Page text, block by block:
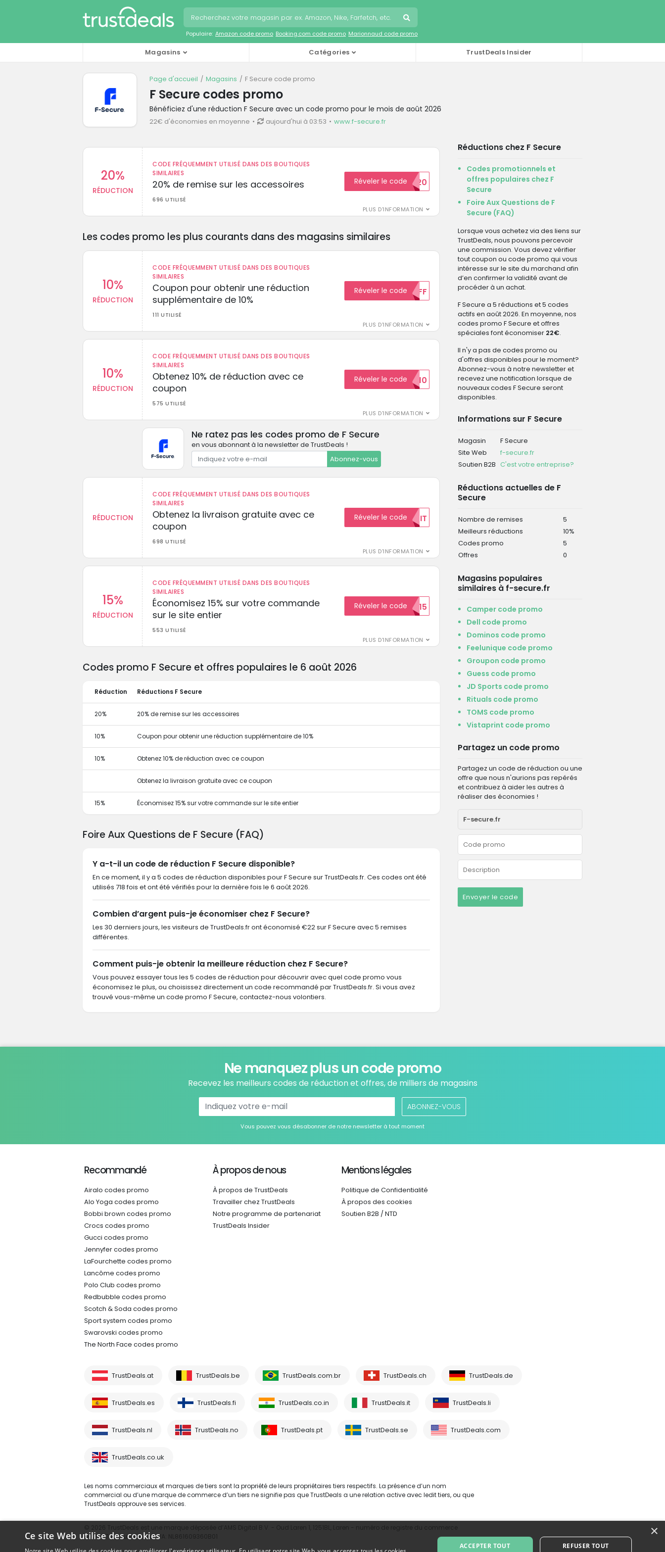
Populaire: Amazon code promo Booking.com code promo Marionnaud code promo
Magasins Catégories TrustDeals Insider
Page d'accueil Magasins F Secure code promo
F Secure codes promo
Bénéficiez d'une réduction F Secure avec un code promo pour le mois de août 2026
22€ d'économies en moyenne aujourd'hui à 03:53 www.f-secure.fr
20%
RÉDUCTION
CODE FRÉQUEMMENT UTILISÉ DANS DES BOUTIQUES
SIMILAIRES
20% de remise sur les accessoires
696 UTILISÉ
PLUS D'INFORMATION
Réveler le code
BIENVENUE20
Les codes promo les plus courants dans des magasins similaires
10%
RÉDUCTION
CODE FRÉQUEMMENT UTILISÉ DANS DES BOUTIQUES
SIMILAIRES
Coupon pour obtenir une réduction
supplémentaire de 10%
111 UTILISÉ
PLUS D'INFORMATION
Réveler le code10%OFF
10%
RÉDUCTION
CODE FRÉQUEMMENT UTILISÉ DANS DES BOUTIQUES
SIMILAIRES
Obtenez 10% de réduction avec ce
coupon
575 UTILISÉ
PLUS D'INFORMATION
Réveler le code
REDUCTION10
Ne ratez pas les codes promo de F Secure
en vous abonnant à la newsletter de TrustDeals !
Abonnez-vous
RÉDUCTION
CODE FRÉQUEMMENT UTILISÉ DANS DES BOUTIQUES
SIMILAIRES
Obtenez la livraison gratuite avec ce
coupon
698 UTILISÉ
PLUS D'INFORMATION
Réveler le codeGRATUIT
15%
RÉDUCTION
CODE FRÉQUEMMENT UTILISÉ DANS DES BOUTIQUES
SIMILAIRES
Économisez 15% sur votre commande
sur le site entier
553 UTILISÉ
PLUS D'INFORMATION
Réveler le codeECON15
Réductions chez F Secure
Codes promotionnels et
offres populaires chez F
Secure
Foire Aux Questions de F
Secure (FAQ)
Lorsque vous achetez via des liens sur
TrustDeals, nous pouvons percevoir
une commission. Vous devez vérifier
tout coupon ou code promo qui vous
intéresse sur le site du marchand afin
d’en confirmer la validité avant de
procéder à un achat.
F Secure a 5 réductions et 5 codes
actifs en août 2026. En moyenne, nos
codes promo F Secure et offres
spéciales font économiser 22€.
Il n'y a pas de codes promo ou
d'offres disponibles pour le moment?
Abonnez-vous à notre newsletter et
recevez une notification lorsque de
nouveaux codes F Secure seront
disponibles.
Informations sur F Secure
Magasin
F Secure
Site Web
f-secure.fr
Soutien B2B C'est votre entreprise?
Réductions actuelles de F
Secure
Nombre de remises
5
Meilleurs réductions
10%
Codes promo
5
Offres
0
Magasins populaires
similaires à f-secure.fr
Camper code promo
Dell code promo
Dominos code promo
Feelunique code promo
Groupon code promo
Guess code promo
JD Sports code promo
Rituals code promo
TOMS code promo
Vistaprint code promo
Partagez un code promo
Partagez un code de réduction ou une
offre que nous n'aurions pas repérés
et contribuez à aider les autres à
réaliser des économies !
Envoyer le code
Codes promo F Secure et offres populaires le 6 août 2026
Réduction Réductions F Secure
20% 20% de remise sur les accessoires
10% Coupon pour obtenir une réduction supplémentaire de 10%
10% Obtenez 10% de réduction avec ce coupon
Obtenez la livraison gratuite avec ce coupon
15% Économisez 15% sur votre commande sur le site entier
Foire Aux Questions de F Secure (FAQ)
Y a-t-il un code de réduction F Secure disponible?
En ce moment, il y a 5 codes de réduction disponibles pour F Secure sur TrustDeals.fr. Ces codes ont été
utilisés 718 fois et ont été vérifiés pour la dernière fois le 6 août 2026.
Combien d’argent puis-je économiser chez F Secure?
Les 30 derniers jours, les visiteurs de TrustDeals.fr ont économisé €22 sur F Secure avec 5 remises
différentes.
Comment puis-je obtenir la meilleure réduction chez F Secure?
Vous pouvez essayer tous les 5 codes de réduction pour découvrir avec quel code promo vous
économisez le plus, ou choisissez directement un code recommandé par TrustDeals.fr. Si vous avez
trouvé vous-même un code promo F Secure, contactez-nous volontiers.
Ne manquez plus un code promo
Recevez les meilleurs codes de réduction et offres, de milliers de magasins
ABONNEZ-VOUS
Vous pouvez vous désabonner de notre newsletter à tout moment
Recommandé
Airalo codes promo
Alo Yoga codes promo
Bobbi brown codes promo
Crocs codes promo
Gucci codes promo
Jennyfer codes promo
LaFourchette codes promo
Lancôme codes promo
Polo Club codes promo
Redbubble codes promo
Scotch & Soda codes promo
Sport system codes promo
Swarovski codes promo
The North Face codes promo
À propos de nous
À propos de TrustDeals
Travailler chez TrustDeals
Notre programme de partenariat
TrustDeals Insider
Mentions légales
Politique de Confidentialité
À propos des cookies
Soutien B2B / NTD
TrustDeals.at TrustDeals.be TrustDeals.com.br TrustDeals.ch TrustDeals.de
TrustDeals.es TrustDeals.fi TrustDeals.co.in TrustDeals.it TrustDeals.li
TrustDeals.nl TrustDeals.no TrustDeals.pt TrustDeals.se TrustDeals.com
TrustDeals.co.uk
Les noms commerciaux et marques de tiers sont la propriété de leurs propriétaires tiers respectifs. La présence d’un nom
commercial ou d’une marque de commerce d’un tiers ne signifie pas que TrustDeals a une relation active avec ledit tiers, ou que
TrustDeals approuve ses services.
80264174 - numéro de TVA: NL861609360B01
×
Ce site Web utilise des cookies
ACCEPTER TOUT REFUSER TOUT